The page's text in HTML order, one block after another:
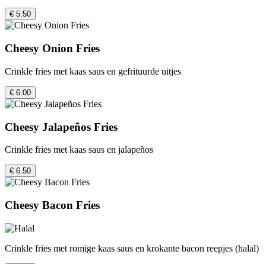
€ 5.50
Cheesy Onion Fries
Crinkle fries met kaas saus en gefrituurde uitjes
€ 6.00
Cheesy Jalapeños Fries
Crinkle fries met kaas saus en jalapeños
€ 6.50
Cheesy Bacon Fries
Crinkle fries met romige kaas saus en krokante bacon reepjes (halal)